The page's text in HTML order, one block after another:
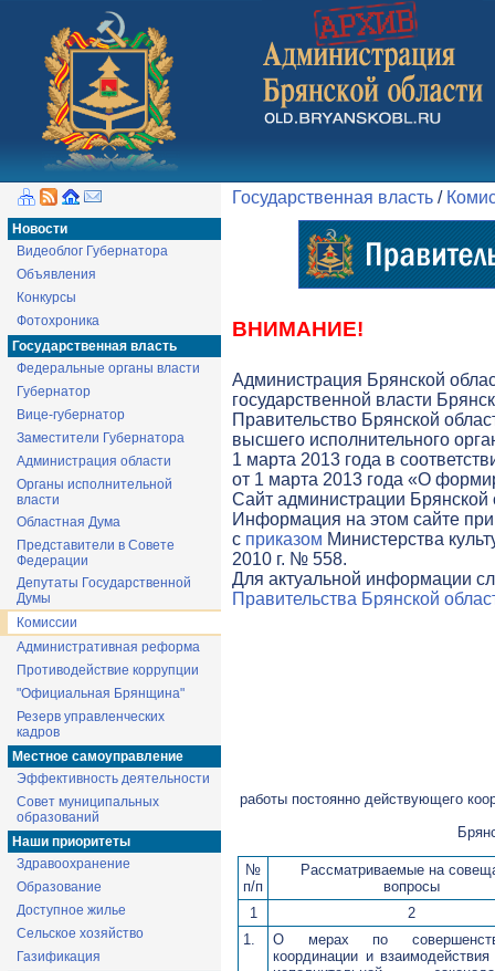
Новости
Видеоблог Губернатора
Объявления
Конкурсы
Фотохроника
Государственная власть
Федеральные органы власти
Губернатор
Вице-губернатор
Заместители Губернатора
Администрация области
Органы исполнительной
власти
Областная Дума
Представители в Совете
Федерации
Депутаты Государственной
Думы
Комиссии
Административная реформа
Противодействие коррупции
"Официальная Брянщина"
Резерв управленческих
кадров
Местное самоуправление
Эффективность деятельности
Совет муниципальных
образований
Наши приоритеты
Здравоохранение
Образование
Доступное жилье
Сельское хозяйство
Газификация
Государственная власть /
ВНИМАНИЕ!
Администрация Брянской
государственной власти
Правительство Брянской
высшего исполнительного
1 марта 2013 года в
от 1 марта 2013 года «О
Cайт администрации Брянской
Информация на этом сайте
с приказом Министерства
2010 г. № 558.
Для актуальной информации
Правительства Брянской
работы постоянно действующего
№
п/п
Рассматриваемые на
вопросы
1
2
1.
О мерах по
координации и взаимодействия